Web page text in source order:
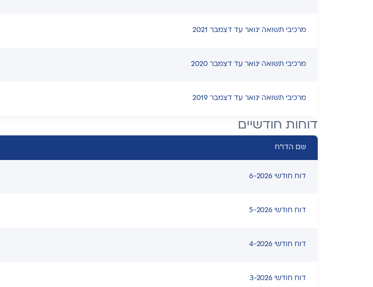
מרכיבי תשואה ינואר עד דצמבר 2021
מרכיבי תשואה ינואר עד דצמבר 2020
מרכיבי תשואה ינואר עד דצמבר 2019
דוחות חודשיים
שם הדו"ח
דוח חודשי 6-2026
דוח חודשי 5-2026
דוח חודשי 4-2026
דוח חודשי 3-2026